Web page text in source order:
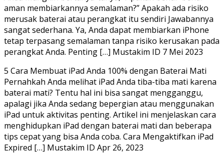
aman membiarkannya semalaman?” Apakah ada risiko
merusak baterai atau perangkat itu sendiri Jawabannya
sangat sederhana. Ya, Anda dapat membiarkan iPhone
tetap terpasang semalaman tanpa risiko kerusakan pada
perangkat Anda. Penting […] Mustakim ID 7 Mei 2023
5 Cara Membuat iPad Anda 100% dengan Baterai Mati
Pernahkah Anda melihat iPad Anda tiba-tiba mati karena
baterai mati? Tentu hal ini bisa sangat mengganggu,
apalagi jika Anda sedang bepergian atau menggunakan
iPad untuk aktivitas penting. Artikel ini menjelaskan cara
menghidupkan iPad dengan baterai mati dan beberapa
tips cepat yang bisa Anda coba. Cara Mengaktifkan iPad
Expired […] Mustakim ID Apr 26, 2023